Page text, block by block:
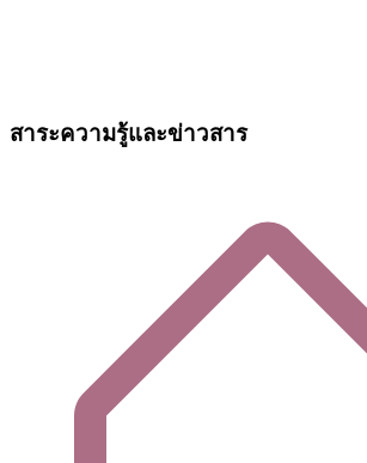
สาระความรู้และข่าวสาร